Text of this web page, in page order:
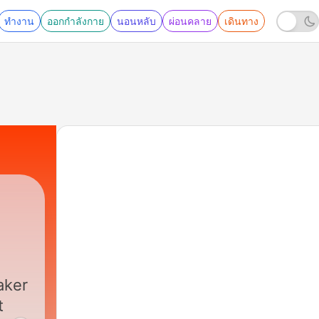
ทำงาน ออกกำลังกาย นอนหลับ ผ่อนคลาย เดินทาง